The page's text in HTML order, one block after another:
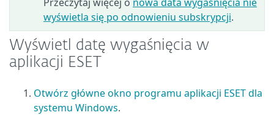
wyświetla się po odnowieniu subskrypcji.
Wyświetl datę wygaśnięcia w
aplikacji ESET
Otwórz główne okno programu aplikacji ESET dla
systemu Windows.